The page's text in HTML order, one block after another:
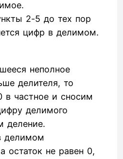
2-5 до тех пор
цифр в делимом.
неполное
делителя, то
в частное и сносим
делимого
деление.
делимом
остаток не равен 0,